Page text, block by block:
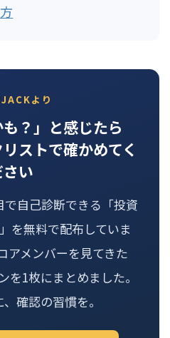
より
も？」と感じたら
ストで確かめてく
い
自己診断できる「投資
を無料で配布していま
アメンバーを見てきた
を1枚にまとめました。
確認の習慣を。